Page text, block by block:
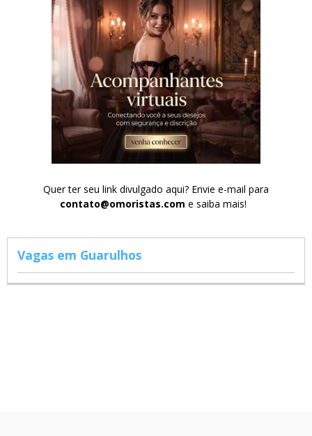
Quer ter seu link divulgado aqui? Envie e-mail para
contato@omoristas.com e saiba mais!
Vagas em Guarulhos